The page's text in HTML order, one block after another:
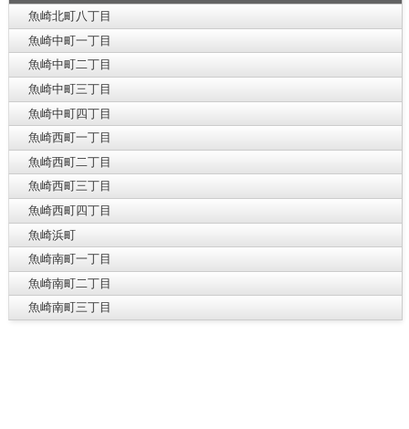
魚崎北町八丁目
魚崎中町一丁目
魚崎中町二丁目
魚崎中町三丁目
魚崎中町四丁目
魚崎西町一丁目
魚崎西町二丁目
魚崎西町三丁目
魚崎西町四丁目
魚崎浜町
魚崎南町一丁目
魚崎南町二丁目
魚崎南町三丁目